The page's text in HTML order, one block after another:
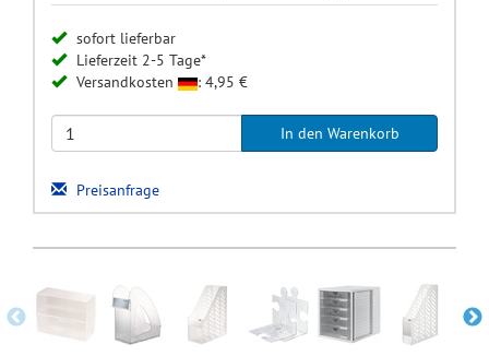
sofort lieferbar
Lieferzeit 2-5 Tage*
Versandkosten
: 4,95 €
Preisanfrage